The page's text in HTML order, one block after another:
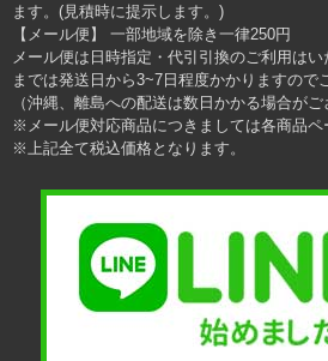
ます。(見積時に提示します。)
【メール便】 一部地域を除き一律250円
メール便は日時指定・代引引換のご利用は
までは発送日から3~7日程度かかりますので
（沖縄、離島への配送は数日かかる場合がご
※メール便対応商品につきましては各商品
※上記全て税込価格となります。